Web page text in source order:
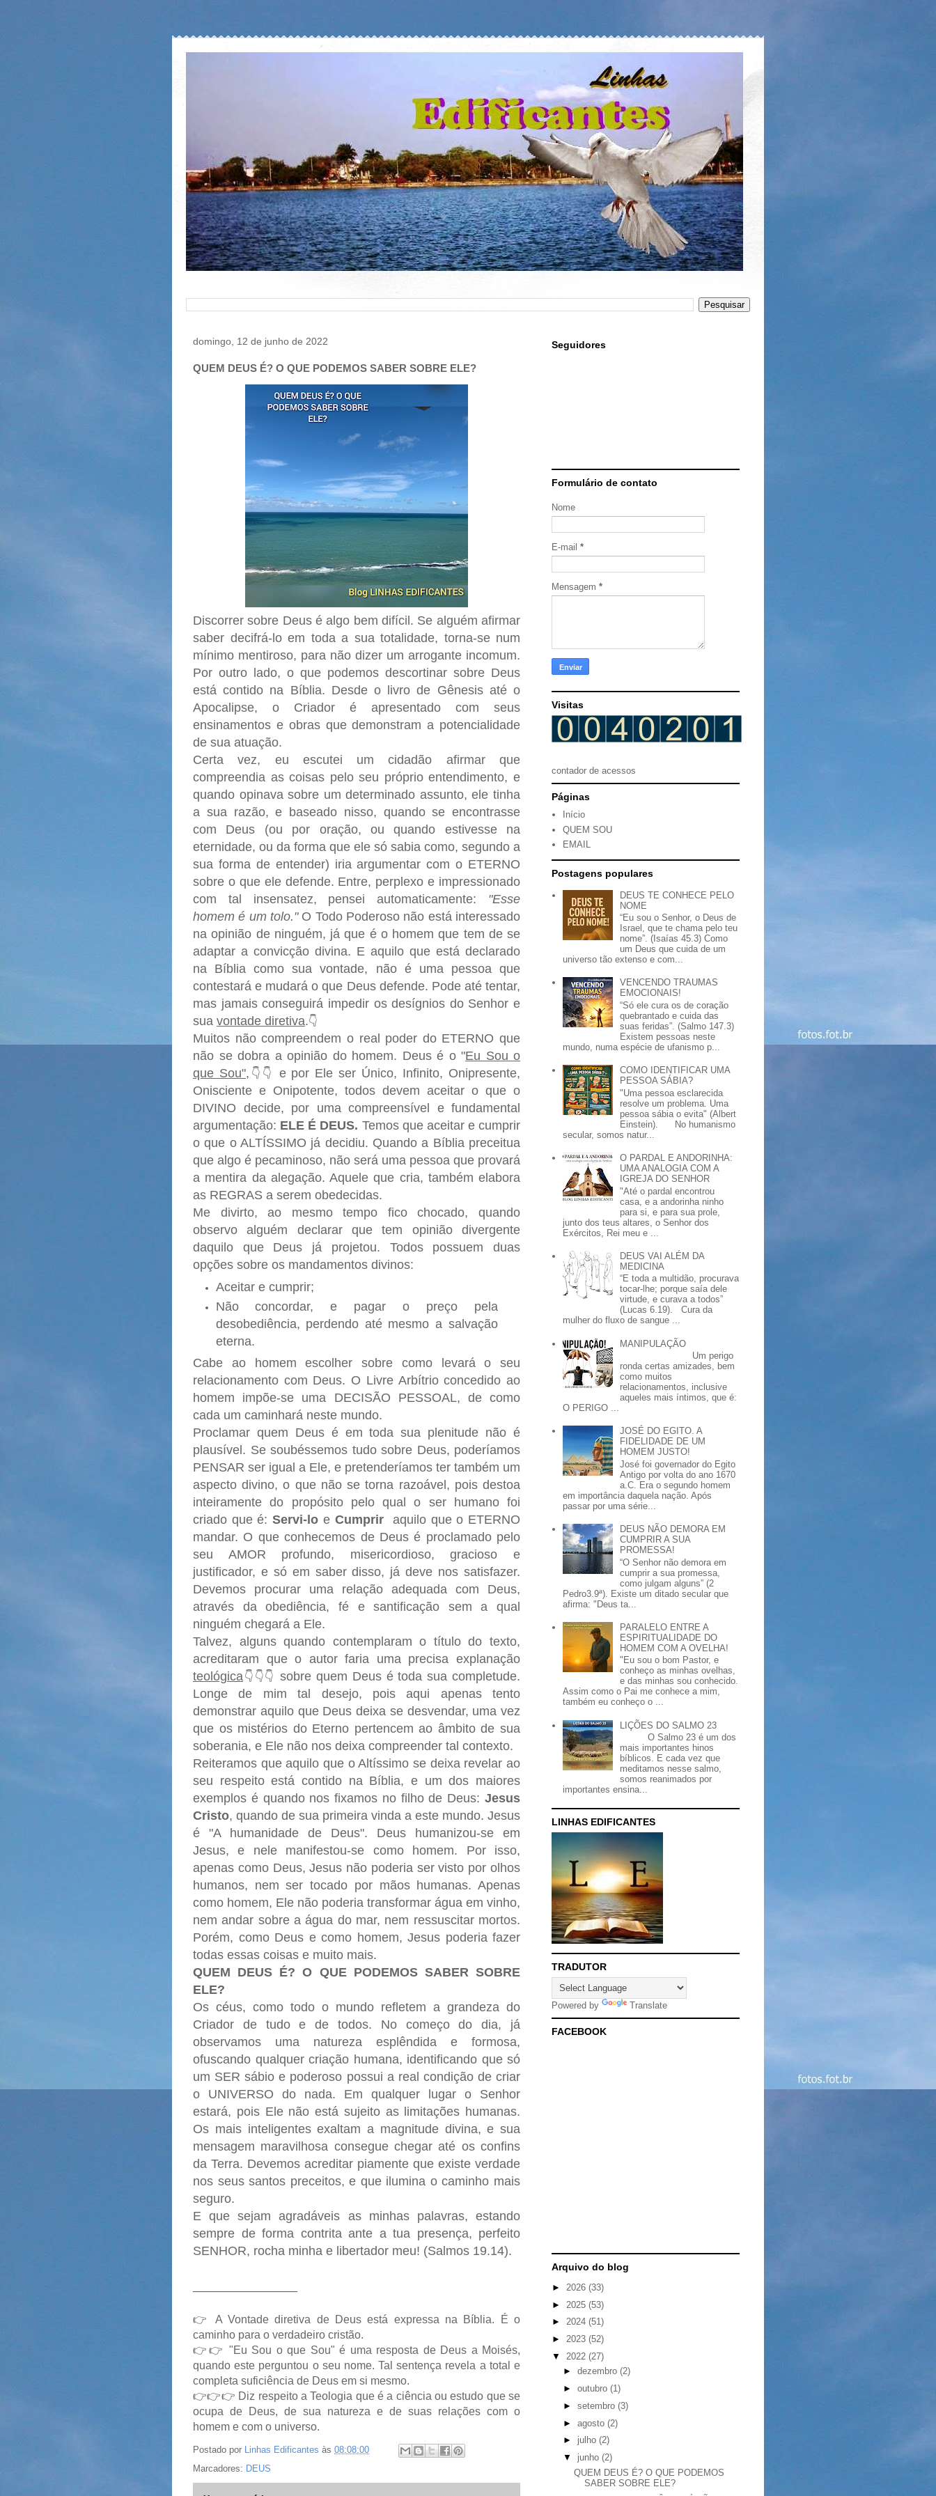
domingo, 12 de junho de 2022
QUEM DEUS É? O QUE PODEMOS SABER SOBRE ELE?
Discorrer sobre Deus é algo bem difícil. Se alguém afirmar
saber decifrá-lo em toda a sua totalidade, torna-se num
mínimo mentiroso, para não dizer um arrogante incomum.
Por outro lado, o que podemos descortinar sobre Deus
está contido na Bíblia. Desde o livro de Gênesis até o
Apocalipse, o Criador é apresentado com seus
ensinamentos e obras que demonstram a potencialidade
de sua atuação.
Certa vez, eu escutei um cidadão afirmar que
compreendia as coisas pelo seu próprio entendimento, e
quando opinava sobre um determinado assunto, ele tinha
a sua razão, e baseado nisso, quando se encontrasse
com Deus (ou por oração, ou quando estivesse na
eternidade, ou da forma que ele só sabia como, segundo a
sua forma de entender) iria argumentar com o ETERNO
sobre o que ele defende. Entre, perplexo e impressionado
com tal insensatez, pensei automaticamente: "Esse
homem é um tolo."O Todo Poderoso não está interessado
na opinião de ninguém, já que é o homem que tem de se
adaptar a convicção divina. E aquilo que está declarado
na Bíblia como sua vontade, não é uma pessoa que
contestará e mudará o que Deus defende. Pode até tentar,
mas jamais conseguirá impedir os desígnios do Senhor e
sua vontade diretiva.👇
Muitos não compreendem o real poder do ETERNO que
não se dobra a opinião do homem. Deus é o "Eu Sou o
que Sou", 👇👇
e por Ele ser Único, Infinito, Onipresente,
Onisciente e Onipotente, todos devem aceitar o que o
DIVINO decide, por uma compreensível e fundamental
argumentação: ELE É DEUS. Temos que aceitar e cumprir
o que o ALTÍSSIMO já decidiu. Quando a Bíblia preceitua
que algo é pecaminoso, não será uma pessoa que provará
a mentira da alegação. Aquele que cria, também elabora
as REGRAS a serem obedecidas.
Me divirto, ao mesmo tempo fico chocado, quando
observo alguém declarar que tem opinião divergente
daquilo que Deus já projetou. Todos possuem duas
opções sobre os mandamentos divinos:
Aceitar e cumprir;
Não concordar, e pagar o preço pela
desobediência, perdendo até mesmo a salvação
eterna.
Cabe ao homem escolher sobre como levará o seu
relacionamento com Deus. O Livre Arbítrio concedido ao
homem impõe-se uma DECISÃO PESSOAL, de como
cada um caminhará neste mundo.
Proclamar quem Deus é em toda sua plenitude não é
plausível. Se soubéssemos tudo sobre Deus, poderíamos
PENSAR ser igual a Ele, e pretenderíamos ter também um
aspecto divino, o que não se torna razoável, pois destoa
inteiramente do propósito pelo qual o ser humano foi
criado que é:Servi-lo e Cumpriraquilo que o ETERNO
mandar. O que conhecemos de Deus é proclamado pelo
seu AMOR profundo, misericordioso, gracioso e
justificador, e só em saber disso, já deve nos satisfazer.
Devemos procurar uma relação adequada com Deus,
através da obediência, fé e santificação sem a qual
ninguém chegará a Ele.
Talvez, alguns quando contemplaram o título do texto,
acreditaram que o autor faria uma precisa explanação
teológica👇👇👇 sobre quem Deus é toda sua completude.
Longe de mim tal desejo, pois aqui apenas tento
demonstrar aquilo que Deus deixa se desvendar, uma vez
que os mistérios do Eterno pertencem ao âmbito de sua
soberania, e Ele não nos deixa compreender tal contexto.
Reiteramos que aquilo que o Altíssimo se deixa revelar ao
seu respeito está contido na Bíblia, e um dos maiores
exemplos é quando nos fixamos no filho de Deus: Jesus
Cristo, quando de sua primeira vinda a este mundo. Jesus
é "A humanidade de Deus". Deus humanizou-se em
Jesus, e nele manifestou-se como homem. Por isso,
apenas como Deus, Jesus não poderia ser visto por olhos
humanos, nem ser tocado por mãos humanas. Apenas
como homem, Ele não poderia transformar água em vinho,
nem andar sobre a água do mar, nem ressuscitar mortos.
Porém, como Deus e como homem, Jesus poderia fazer
todas essas coisas e muito mais.
QUEM DEUS É? O QUE PODEMOS SABER SOBRE
ELE?
Os céus, como todo o mundo refletem a grandeza do
Criador de tudo e de todos. No começo do dia, já
observamos uma natureza esplêndida e formosa,
ofuscando qualquer criação humana, identificando que só
um SER sábio e poderoso possui a real condição de criar
o UNIVERSO do nada. Em qualquer lugar o Senhor
estará, pois Ele não está sujeito as limitações humanas.
Os mais inteligentes exaltam a magnitude divina, e sua
mensagem maravilhosa consegue chegar até os confins
da Terra. Devemos acreditar piamente que existe verdade
nos seus santos preceitos, e que ilumina o caminho mais
seguro.
E que sejam agradáveis as minhas palavras, estando
sempre de forma contrita ante a tua presença, perfeito
SENHOR, rocha minha e libertador meu! (Salmos 19.14).
👉 A Vontade diretiva de Deus está expressa na Bíblia. É o
caminho para o verdadeiro cristão.
👉👉 "Eu Sou o que Sou" é uma resposta de Deus a Moisés,
quando este perguntou o seu nome. Tal sentença revela a total e
completa suficiência de Deus em si mesmo.
👉👉👉 Diz respeito a Teologia que é a ciência ou estudo que se
ocupa de Deus, de sua natureza e de suas relações com o
homem e com o universo.
Postado por Linhas Edificantes às 08:08:00
Marcadores: DEUS
Seguidores
Formulário de contato
Nome
E-mail *
Mensagem *
Visitas
contador de acessos
Páginas
Início
QUEM SOU
EMAIL
Postagens populares
DEUS TE CONHECE PELO
NOME
“Eu sou o Senhor, o Deus de
Israel, que te chama pelo teu
nome”. (Isaías 45.3) Como
um Deus que cuida de um
universo tão extenso e com...
VENCENDO TRAUMAS
EMOCIONAIS!
“Só ele cura os de coração
quebrantado e cuida das
suas feridas”. (Salmo 147.3)
Existem pessoas neste
mundo, numa espécie de ufanismo p...
COMO IDENTIFICAR UMA
PESSOA SÁBIA?
"Uma pessoa esclarecida
resolve um problema. Uma
pessoa sábia o evita" (Albert
Einstein). No humanismo
secular, somos natur...
O PARDAL E ANDORINHA:
UMA ANALOGIA COM A
IGREJA DO SENHOR
"Até o pardal encontrou
casa, e a andorinha ninho
para si, e para sua prole,
junto dos teus altares, o Senhor dos
Exércitos, Rei meu e ...
DEUS VAI ALÉM DA
MEDICINA
“E toda a multidão, procurava
tocar-lhe; porque saía dele
virtude, e curava a todos”
(Lucas 6.19). Cura da
mulher do fluxo de sangue ...
MANIPULAÇÃO
Um perigo
ronda certas amizades, bem
como muitos
relacionamentos, inclusive
aqueles mais íntimos, que é:
O PERIGO ...
JOSÉ DO EGITO. A
FIDELIDADE DE UM
HOMEM JUSTO!
José foi governador do Egito
Antigo por volta do ano 1670
a.C. Era o segundo homem
em importância daquela nação. Após
passar por uma série...
DEUS NÃO DEMORA EM
CUMPRIR A SUA
PROMESSA!
“O Senhor não demora em
cumprir a sua promessa,
como julgam alguns” (2
Pedro3.9ª). Existe um ditado secular que
afirma: "Deus ta...
PARALELO ENTRE A
ESPIRITUALIDADE DO
HOMEM COM A OVELHA!
"Eu sou o bom Pastor, e
conheço as minhas ovelhas,
e das minhas sou conhecido.
Assim como o Pai me conhece a mim,
também eu conheço o ...
LIÇÕES DO SALMO 23
O Salmo 23 é um dos
mais importantes hinos
bíblicos. E cada vez que
meditamos nesse salmo,
somos reanimados por
importantes ensina...
LINHAS EDIFICANTES
TRADUTOR
Powered by Translate
FACEBOOK
Arquivo do blog
► 2026 (33)
► 2025 (53)
► 2024 (51)
► 2023 (52)
▼ 2022 (27)
► dezembro (2)
► outubro (1)
► setembro (3)
► agosto (2)
► julho (2)
▼ junho (2)
QUEM DEUS É? O QUE PODEMOS
SABER SOBRE ELE?